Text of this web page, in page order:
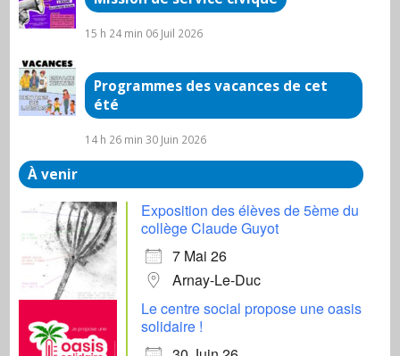
15 h 24 min 06 Juil 2026
Programmes des vacances de cet
été
14 h 26 min 30 Juin 2026
À venir
Exposition des élèves de 5ème du
collège Claude Guyot
7 Mai 26
Arnay-Le-Duc
Le centre social propose une oasis
solidaire !